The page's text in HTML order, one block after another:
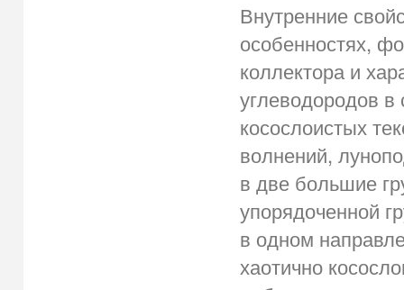
Внутренние
особенностях,
коллектора и
углеводородов
косослоистых
волнений,
в две большие
упорядоченной
в одном
хаотично